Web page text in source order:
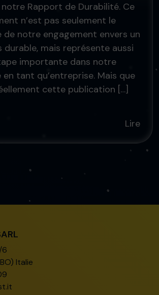
Rapport de Durabilité. Ce
n’est pas seulement le
de notre engagement envers un
durable, mais représente aussi
importante dans notre
en tant qu’entreprise. Mais que
cette publication […]
Lire
6
Italie